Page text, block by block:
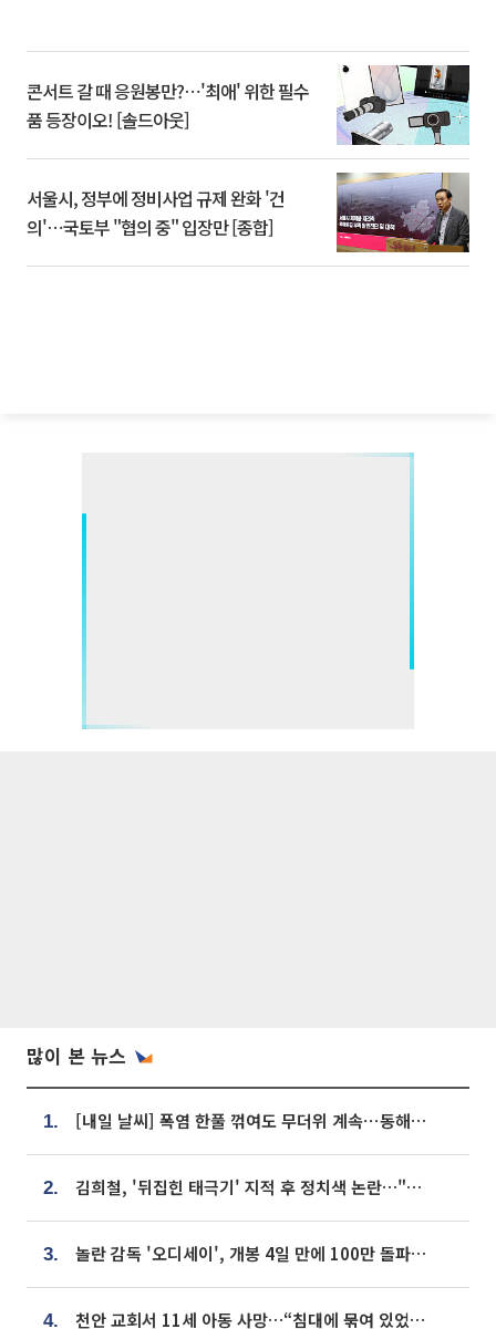
콘서트 갈 때 응원봉만?⋯'최애' 위한 필수
품 등장이오! [솔드아웃]
서울시, 정부에 정비사업 규제 완화 '건
의'⋯국토부 "협의 중" 입장만 [종합]
많이 본 뉴스
1. [내일 날씨] 폭염 한풀 꺾여도 무더위 계속⋯동해안 이틀 연속 비
2. 김희철, '뒤집힌 태극기' 지적 후 정치색 논란…"좌우 떠나 우리나라 국기"
3. 놀란 감독 '오디세이', 개봉 4일 만에 100만 돌파⋯'왕사남' 보다 빠르다
4. 천안 교회서 11세 아동 사망…“침대에 묶여 있었다” 진술 확보